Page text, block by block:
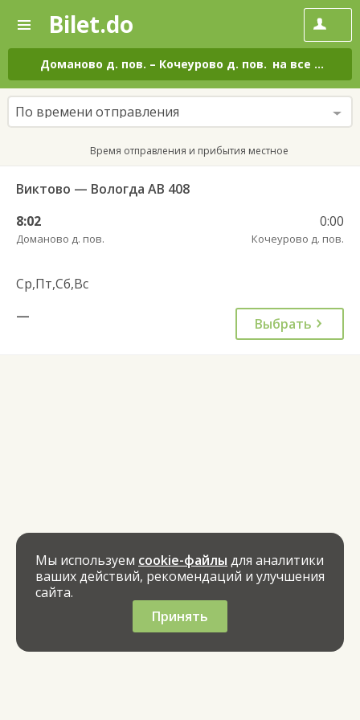
—
Поиск
и
покупка
билетов
на
автобус
онлайн
Bilet.do
Доманово д. пов. – Кочеурово д. пов. на все дни
По времени отправления
Время отправления и прибытия местное
Виктово — Вологда АВ 408
8:02
Доманово д. пов.
0:00
Кочеурово д. пов.
Ср,Пт,Сб,Вс
—
Выбрать
Мы используем cookie-файлы для аналитики
ваших действий, рекомендаций и улучшения
сайта.
Принять